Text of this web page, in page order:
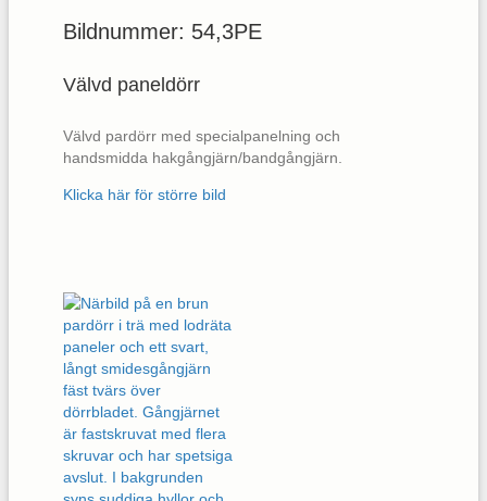
Bildnummer: 54,3PE
Välvd paneldörr
Välvd pardörr med specialpanelning och
handsmidda hakgångjärn/bandgångjärn.
Klicka här för större bild